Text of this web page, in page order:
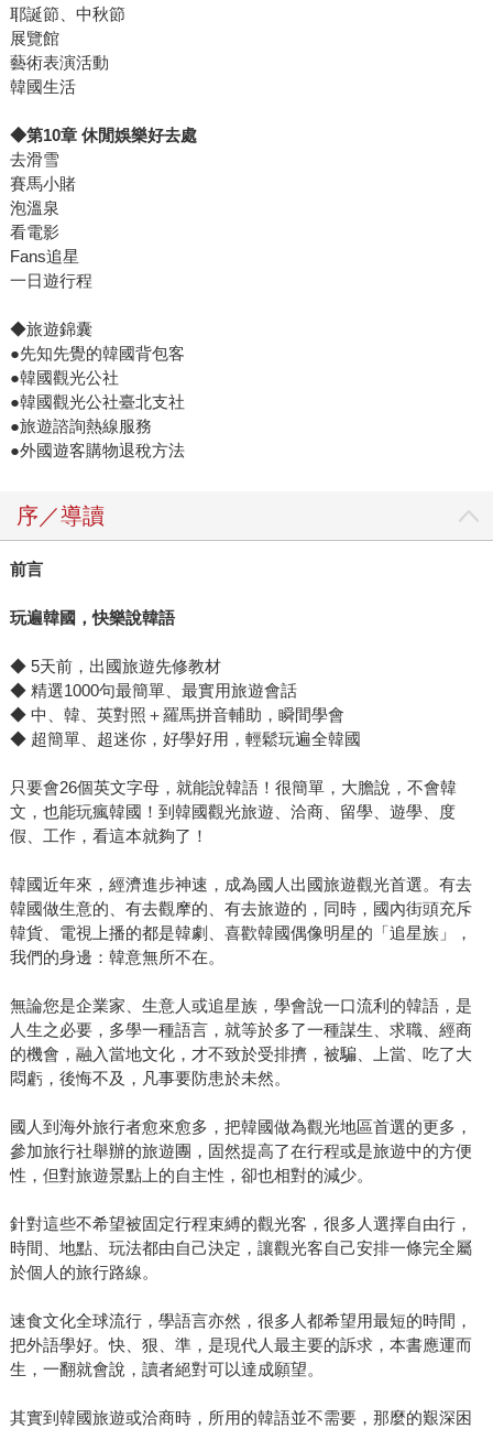
耶誕節、中秋節
展覽館
藝術表演活動
韓國生活
◆第10章 休閒娛樂好去處
去滑雪
賽馬小賭
泡溫泉
看電影
Fans追星
一日遊行程
◆旅遊錦囊
●先知先覺的韓國背包客
●韓國觀光公社
●韓國觀光公社臺北支社
●旅遊諮詢熱線服務
●外國遊客購物退稅方法
序／導讀
前言
玩遍韓國，快樂說韓語
◆ 5天前，出國旅遊先修教材
◆ 精選1000句最簡單、最實用旅遊會話
◆ 中、韓、英對照＋羅馬拼音輔助，瞬間學會
◆ 超簡單、超迷你，好學好用，輕鬆玩遍全韓國
只要會26個英文字母，就能說韓語！很簡單，大膽說，不會韓
文，也能玩瘋韓國！到韓國觀光旅遊、洽商、留學、遊學、度
假、工作，看這本就夠了！
韓國近年來，經濟進步神速，成為國人出國旅遊觀光首選。有去
韓國做生意的、有去觀摩的、有去旅遊的，同時，國內街頭充斥
韓貨、電視上播的都是韓劇、喜歡韓國偶像明星的「追星族」，
我們的身邊：韓意無所不在。
無論您是企業家、生意人或追星族，學會說一口流利的韓語，是
人生之必要，多學一種語言，就等於多了一種謀生、求職、經商
的機會，融入當地文化，才不致於受排擠，被騙、上當、吃了大
悶虧，後悔不及，凡事要防患於未然。
國人到海外旅行者愈來愈多，把韓國做為觀光地區首選的更多，
參加旅行社舉辦的旅遊團，固然提高了在行程或是旅遊中的方便
性，但對旅遊景點上的自主性，卻也相對的減少。
針對這些不希望被固定行程束縛的觀光客，很多人選擇自由行，
時間、地點、玩法都由自己決定，讓觀光客自己安排一條完全屬
於個人的旅行路線。
速食文化全球流行，學語言亦然，很多人都希望用最短的時間，
把外語學好。快、狠、準，是現代人最主要的訴求，本書應運而
生，一翻就會說，讀者絕對可以達成願望。
其實到韓國旅遊或洽商時，所用的韓語並不需要，那麼的艱深困